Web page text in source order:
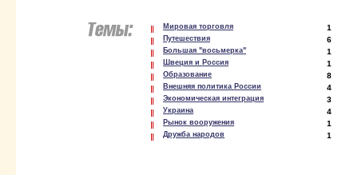
Мировая торговля 1
Путешествия 6
Большая "восьмерка" 1
Швеция и Россия 1
Образование 8
Внешняя политика России 4
Экономическая интеграция 3
Украина 4
Рынок вооружения 1
Дружба народов 1